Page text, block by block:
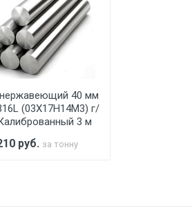
нержавеющий 40 мм
(03Х17Н14М3) г/
3 м
руб. за тонну